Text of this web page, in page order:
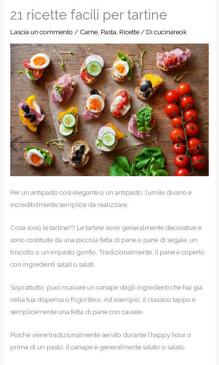
21 ricette facili per tartine
Lascia un commento / Carne, Pasta, Ricette/ Dicucinareok
Per un antipasto così elegante o un antipasto, l’umile divano è
incredibilmente semplice da realizzare.
Cosa sono le tartine?? Le tartine sono generalmente decorative e
sono costituite da una piccola fetta di pane o pane di segale, un
biscotto o un impasto gonfio. Tradizionalmente, il pane è coperto
con ingredienti salati o salati.
Soprattutto, puoi ricavare un canape dagli ingredienti che hai già
nella tua dispensa o frigorifero. Ad esempio, il classico tappo è
semplicemente una fetta di pane con caviale.
Poiché viene tradizionalmente servito durante l’happy hour o
prima di un pasto, il canape è generalmente salato o salato.